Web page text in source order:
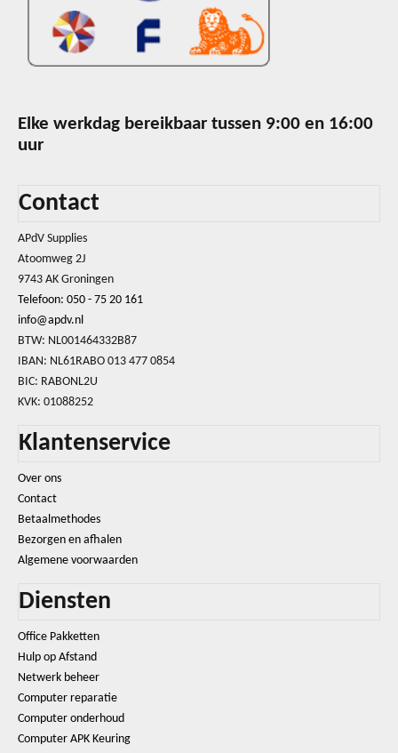
Elke werkdag bereikbaar tussen 9:00 en 16:00
uur
Contact
APdV Supplies
Atoomweg 2J
9743 AK Groningen
Telefoon: 050 - 75 20 161
info@apdv.nl
BTW: NL001464332B87
IBAN: NL61RABO 013 477 0854
BIC: RABONL2U
KVK: 01088252
Klantenservice
Over ons
Contact
Betaalmethodes
Bezorgen en afhalen
Algemene voorwaarden
Diensten
Office Pakketten
Hulp op Afstand
Netwerk beheer
Computer reparatie
Computer onderhoud
Computer APK Keuring